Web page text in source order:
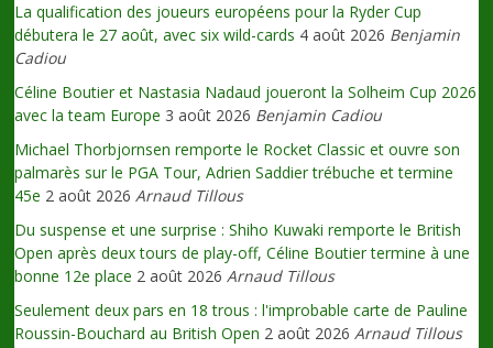
La qualification des joueurs européens pour la Ryder Cup
débutera le 27 août, avec six wild-cards 4 août 2026 Benjamin
Cadiou
Céline Boutier et Nastasia Nadaud joueront la Solheim Cup 2026
avec la team Europe 3 août 2026 Benjamin Cadiou
Michael Thorbjornsen remporte le Rocket Classic et ouvre son
palmarès sur le PGA Tour, Adrien Saddier trébuche et termine
45e 2 août 2026 Arnaud Tillous
Du suspense et une surprise : Shiho Kuwaki remporte le British
Open après deux tours de play-off, Céline Boutier termine à une
bonne 12e place 2 août 2026 Arnaud Tillous
Seulement deux pars en 18 trous : l'improbable carte de Pauline
Roussin-Bouchard au British Open 2 août 2026 Arnaud Tillous